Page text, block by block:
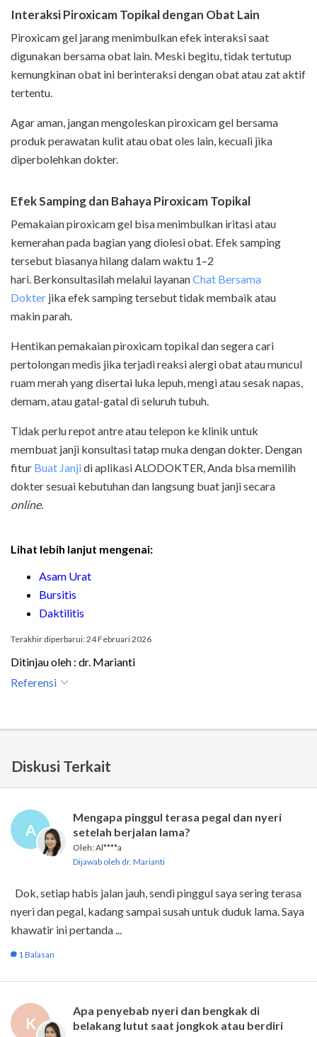
Interaksi Piroxicam Topikal dengan Obat Lain
Piroxicam gel jarang menimbulkan efek interaksi saat
digunakan bersama obat lain. Meski begitu, tidak tertutup
kemungkinan obat ini berinteraksi dengan obat atau zat aktif
tertentu.
Agar aman, jangan mengoleskan piroxicam gel bersama
produk perawatan kulit atau obat oles lain, kecuali jika
diperbolehkan dokter.
Efek Samping dan Bahaya Piroxicam Topikal
Pemakaian piroxicam gel bisa menimbulkan iritasi atau
kemerahan pada bagian yang diolesi obat. Efek samping
tersebut biasanya hilang dalam waktu 1–2
hari. Berkonsultasilah melalui layananChat Bersama
Dokter jika efek samping tersebut tidak membaik atau
makin parah.
Hentikan pemakaian piroxicam topikal dan segera cari
pertolongan medis jika terjadi reaksi alergi obat atau muncul
ruam merah yang disertai luka lepuh, mengi atau sesak napas,
demam, atau gatal-gatal di seluruh tubuh.
Tidak perlu repot antre atau telepon ke klinik untuk
membuat janji konsultasi tatap muka dengan dokter. Dengan
fitur Buat Janjidi aplikasi ALODOKTER , Anda bisa memilih
dokter sesuai kebutuhan dan langsung buat janji secara
online.
Lihat lebih lanjut mengenai:
Asam Urat
Bursitis
Daktilitis
Terakhir diperbarui: 24 Februari 2026